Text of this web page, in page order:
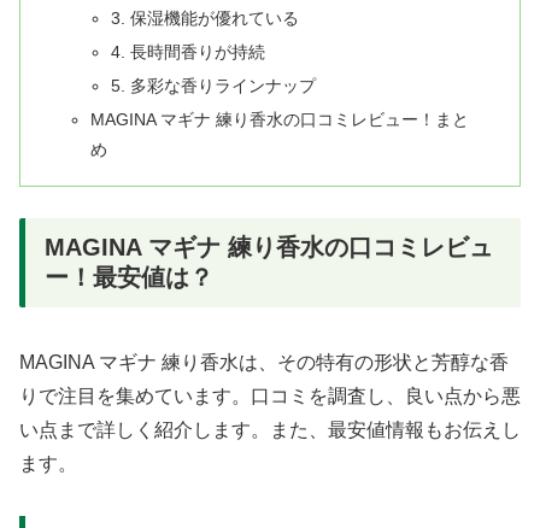
3. 保湿機能が優れている
4. 長時間香りが持続
5. 多彩な香りラインナップ
MAGINA マギナ 練り香水の口コミレビュー！まと
め
MAGINA マギナ 練り香水の口コミレビュ
ー！最安値は？
MAGINA マギナ 練り香水は、その特有の形状と芳醇な香
りで注目を集めています。口コミを調査し、良い点から悪
い点まで詳しく紹介します。また、最安値情報もお伝えし
ます。